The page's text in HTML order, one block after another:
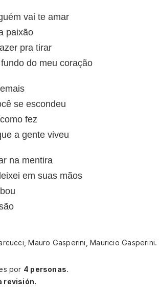
vai te amar
paixão
pra tirar
do meu coração
se escondeu
fez
a gente viveu
na mentira
em suas mãos
Mauro Gasperini, Mauricio Gasperini.
por 4 personas.
revisión.